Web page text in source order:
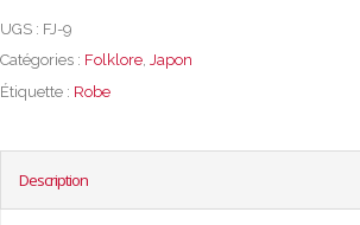
UGS : FJ-9
Catégories : Folklore, Japon
Étiquette : Robe
Description